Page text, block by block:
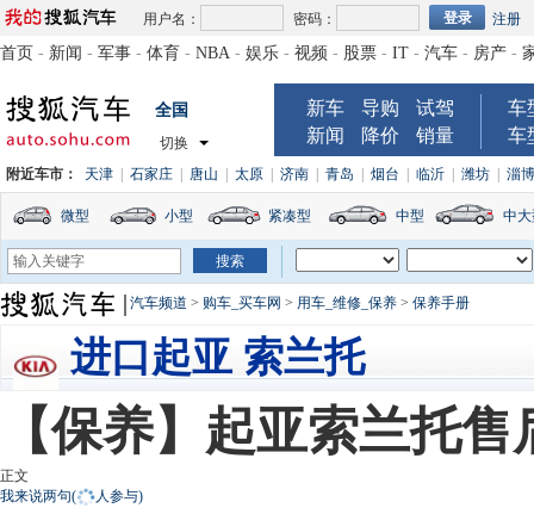
用户名： 密码： 注册
首页 - 新闻 - 军事 - 体育 - NBA - 娱乐 - 视频 - 股票 - IT - 汽车 - 房产 -
全国
切换
新车 导购
试驾
新闻
降价 销量
车
车
附近车市： 天津 石家庄 唐山 太原 济南 青岛 烟台 临沂 潍坊 淄博
微型 小型 紧凑型 中型 中
汽车频道 > 购车_买车网 > 用车_维修_保养 > 保养手册
进口起亚 索兰托
【保养】起亚索兰托
正文
我来说两句( 人参与)